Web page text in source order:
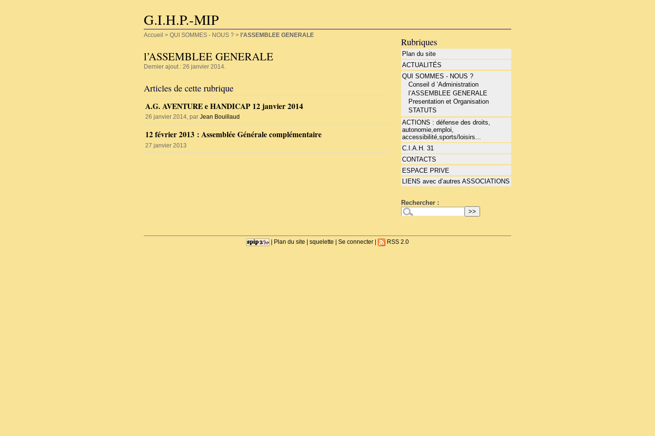
G.I.H.P.-MIP
Accueil > QUI SOMMES - NOUS ? > l’ASSEMBLEE GENERALE
l’ASSEMBLEE GENERALE
Dernier ajout : 26 janvier 2014.
Articles de cette rubrique
A.G. AVENTURE e HANDICAP 12 janvier 2014
26 janvier 2014, par Jean Bouillaud
12 février 2013 : Assemblée Générale complémentaire
27 janvier 2013
Rubriques
Plan du site
ACTUALITÉS
QUI SOMMES - NOUS ?
Conseil d ’Administration
l’ASSEMBLEE GENERALE
Presentation et Organisation
STATUTS
ACTIONS : défense des droits,
autonomie,emploi,
accessibilité,sports/loisirs...
C.I.A.H. 31
CONTACTS
ESPACE PRIVE
LIENS avec d’autres ASSOCIATIONS
Rechercher :
| Plan du site | squelette | Se connecter | RSS 2.0